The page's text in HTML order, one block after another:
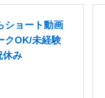
ショート動画
クOK/未経験
休み